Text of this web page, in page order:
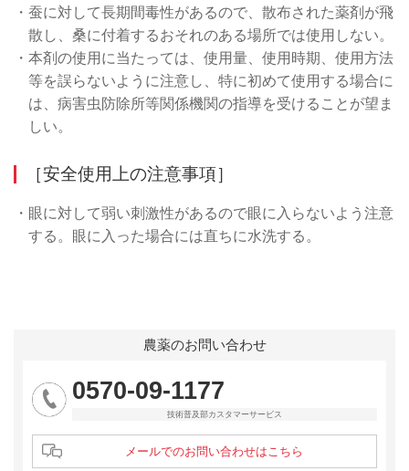
・蚕に対して長期間毒性があるので、散布された薬剤が飛
散し、桑に付着するおそれのある場所では使用しない。
・本剤の使用に当たっては、使用量、使用時期、使用方法
等を誤らないように注意し、特に初めて使用する場合に
は、病害虫防除所等関係機関の指導を受けることが望ま
しい。
［安全使用上の注意事項］
・眼に対して弱い刺激性があるので眼に入らないよう注意
する。眼に入った場合には直ちに水洗する。
農薬のお問い合わせ
0570-09-1177
技術普及部カスタマーサービス
メールでのお問い合わせはこちら